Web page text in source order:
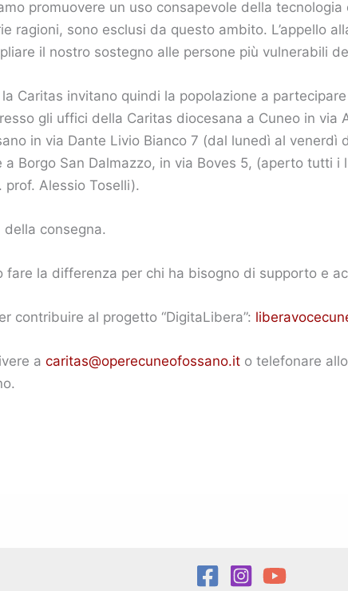
promuovere un uso consapevole della
ragioni, sono esclusi da questo ambito. L’appello
il nostro sostegno alle persone più vulnerabili
la Caritas invitano quindi la popolazione a
gli uffici della Caritas diocesana a Cuneo in via
in via Dante Livio Bianco 7 (dal lunedì al
a Borgo San Dalmazzo, in via Boves 5, (aperto tutti
prof. Alessio Toselli).
consegna.
fare la differenza per chi ha bisogno di supporto e
contribuire al progetto “DigitaLibera”:
a caritas@operecuneofossano.it o telefonare